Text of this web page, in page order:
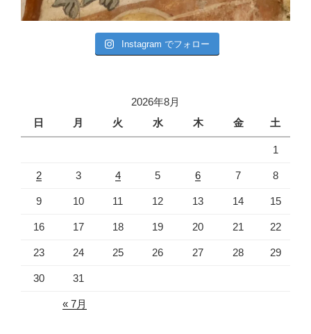
Instagram でフォロー
2026年8月
日
月 火 水 木 金 土
1
2 3 4 5 6 7 8
9 10 11 12 13 14 15
16 17 18 19 20 21 22
23 24 25 26 27 28 29
30 31
« 7月